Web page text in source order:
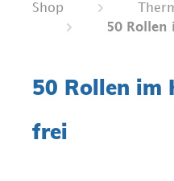
Shop
50 Rollen
50 Rollen im
frei